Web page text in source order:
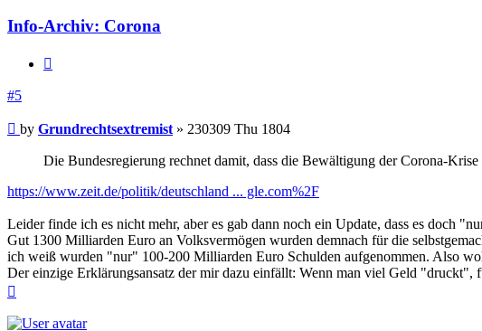
Info-Archiv: Corona
#5
Post
by Grundrechtsextremist » 230309 Thu 1804
Die Bundesregierung rechnet damit, dass die Bewältigung der Corona-
https://www.zeit.de/politik/deutschland ... gle.com%2F
Leider finde ich es nicht mehr, aber es gab dann noch ein Update, dass es doch
Gut 1300 Milliarden Euro an Volksvermögen wurden demnach für die
ich weiß wurden "nur" 100-200 Milliarden Euro Schulden aufgenommen. Also
Der einzige Erklärungsansatz der mir dazu einfällt: Wenn man viel Geld